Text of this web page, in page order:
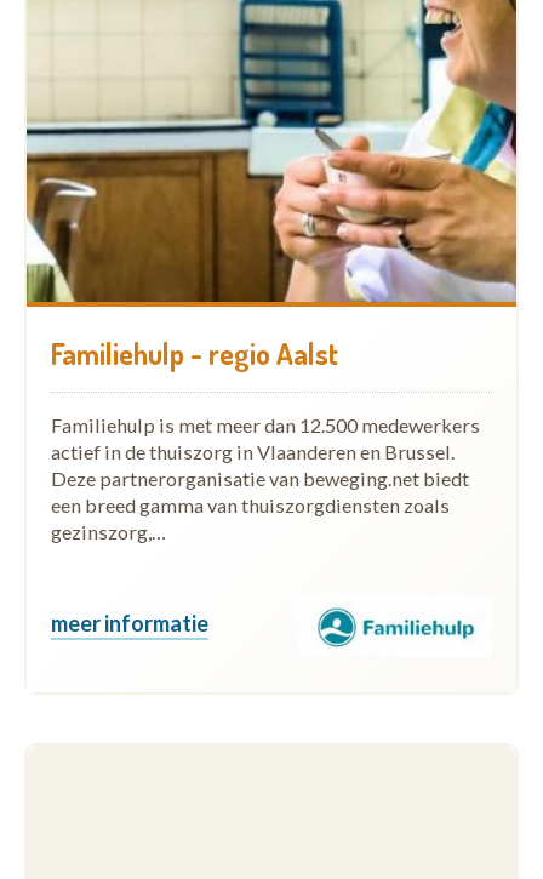
Familiehulp - regio Aalst
Familiehulp is met meer dan 12.500 medewerkers
actief in de thuiszorg in Vlaanderen en Brussel.
Deze partnerorganisatie van beweging.net biedt
een breed gamma van thuiszorgdiensten zoals
gezinszorg,…
meer informatie